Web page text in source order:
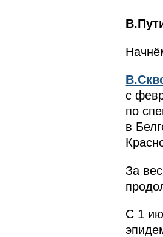
с
по
в
За
С 1